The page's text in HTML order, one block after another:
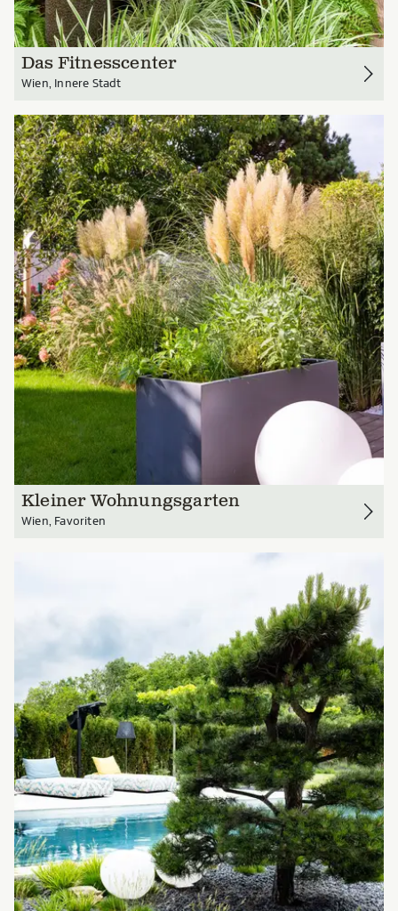
Das Fitnesscenter
Wien, Innere Stadt
Kleiner Wohnungsgarten
Wien, Favoriten